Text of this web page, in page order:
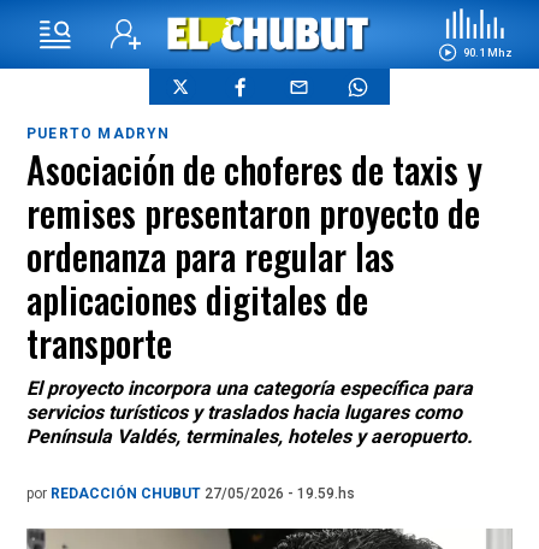
90.1 Mhz
PUERTO MADRYN
Asociación de choferes de taxis y
remises presentaron proyecto de
ordenanza para regular las
aplicaciones digitales de
transporte
El proyecto incorpora una categoría específica para
servicios turísticos y traslados hacia lugares como
Península Valdés, terminales, hoteles y aeropuerto.
por REDACCIÓN CHUBUT 27/05/2026 - 19.59.hs